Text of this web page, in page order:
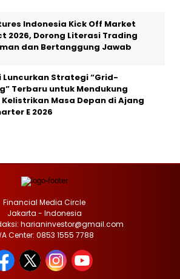
Indonesia Kick Off Market
2026, Dorong Literasi Trading
dan Bertanggung Jawab
Luncurkan Strategi “Grid-
Terbaru untuk Mendukung
Masa Depan di Ajang
E 2026
Financial Media Circle
Jakarta - Indonesia
harianinvestor@gmail.com
Center: 0853 1555 7788